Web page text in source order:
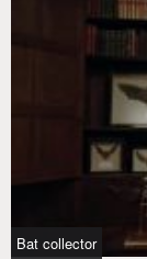
Bat collector